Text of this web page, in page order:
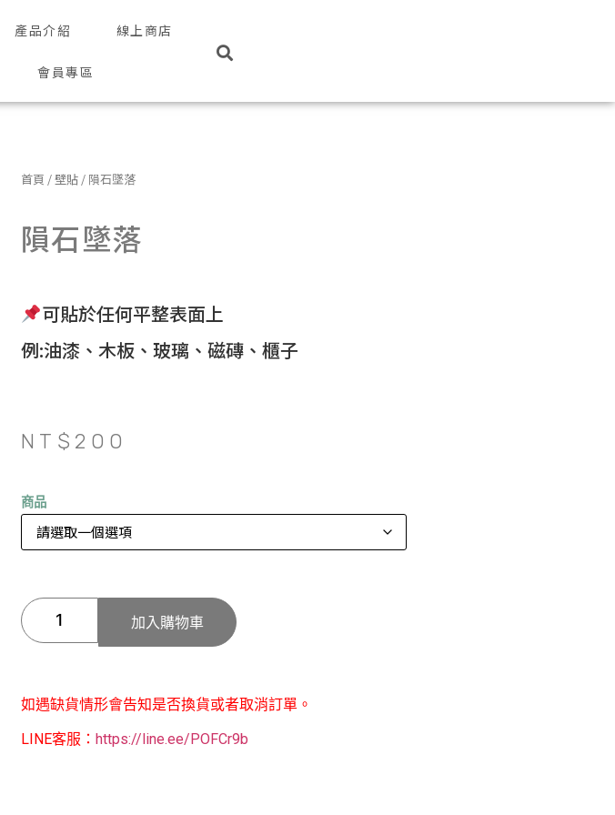
產品介紹 線上商店
會員專區
首頁 /壁貼 / 隕石墜落
隕石墜落
可貼於任何平整表面上
例:油漆、木板、玻璃、磁磚、櫃子
NT$ 200
商品
加入購物車
如遇缺貨情形會告知是否換貨或者取消訂單。
LINE客服： https://line.ee/POFCr9b